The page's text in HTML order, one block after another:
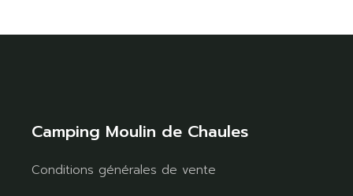
Camping Moulin de Chaules
Conditions générales de vente